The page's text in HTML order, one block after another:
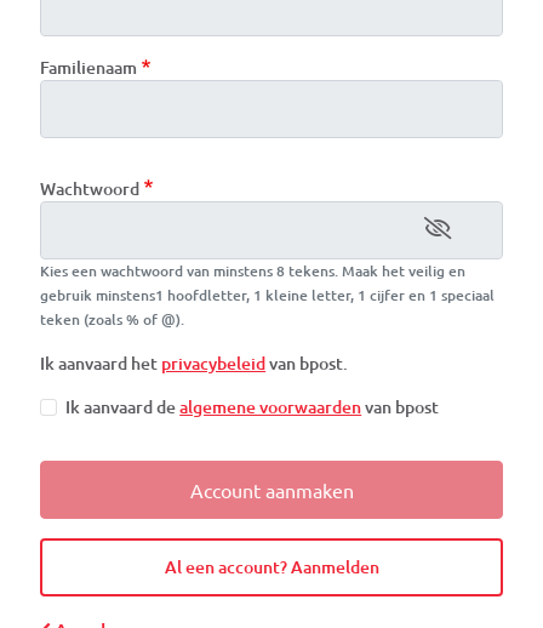
Familienaam
Wachtwoord
Kies een wachtwoord van minstens 8 tekens. Maak het veilig en
gebruik minstens1 hoofdletter, 1 kleine letter, 1 cijfer en 1 speciaal
teken (zoals % of @).
Ik aanvaard het privacybeleidvan bpost.
Ik aanvaard dealgemene voorwaardenvan bpost
Account aanmaken
Al een account? Aanmelden